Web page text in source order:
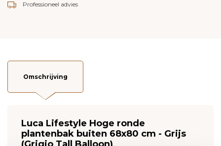
Professioneel advies
Omschrijving
Luca Lifestyle Hoge ronde
plantenbak buiten 68x80 cm - Grijs